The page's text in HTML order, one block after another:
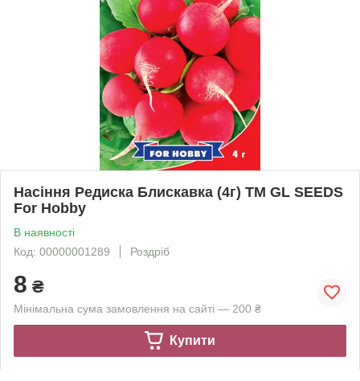
Насіння Редиска Блискавка (4г) ТМ GL SEEDS
For Hobby
В наявності
Код: 00000001289
Роздріб
8 ₴
Мінімальна сума замовлення на сайті — 200 ₴
Купити